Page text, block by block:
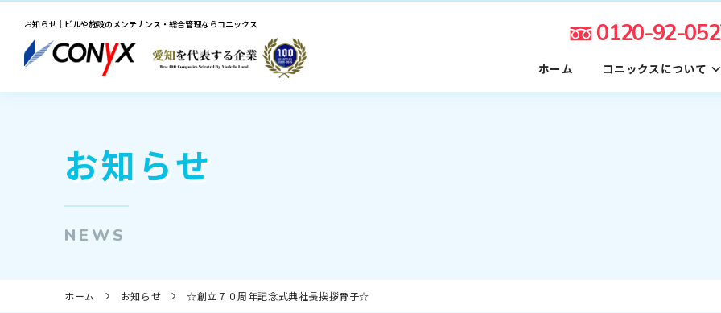
0120-92-
お知らせ｜ビルや施設のメンテナンス・総合管理ならコニックス
ホーム コニックスについて
お知らせ
NEWS
ホーム お知らせ ☆創立７０周年記念式典社長挨拶骨子☆